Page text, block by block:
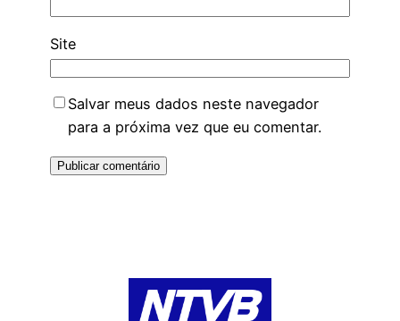
Site
Salvar meus dados neste navegador
para a próxima vez que eu comentar.